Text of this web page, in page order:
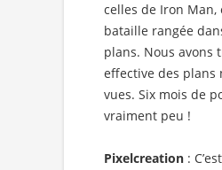
celles de Iron Man,
bataille rangée
plans. Nous avons
effective des plans
vues. Six mois de
vraiment peu !
Pixelcreation :